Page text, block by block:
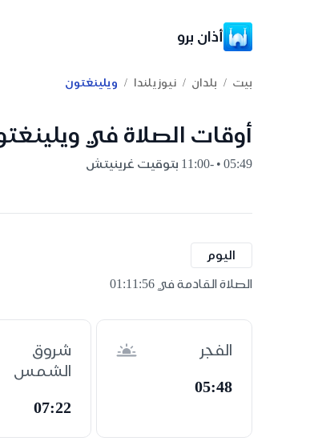
أذان برو
بيت / بلدان / نيوزيلندا / ويلينغتون
أوقات الصلاة في
05:49 • -11:00 بتوقيت غرينيتش
اليوم
الصلاة القادمة في 01:11:55
الفجر
05:48
شروق
الشمس
07:22